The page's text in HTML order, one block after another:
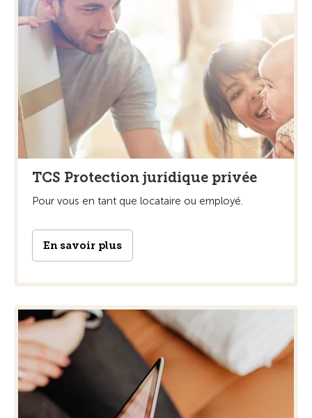
TCS Protection juridique privée
Pour vous en tant que locataire ou employé.
En savoir plus